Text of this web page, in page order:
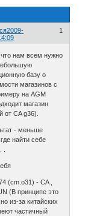
1
2009-
нам всем нужно
базу о
магазинов с
на AGM
магазин
от CA g36).
- меньше
найти себе
(cm.o31) - CA ,
(В принципе это
из-за китайских
частичный